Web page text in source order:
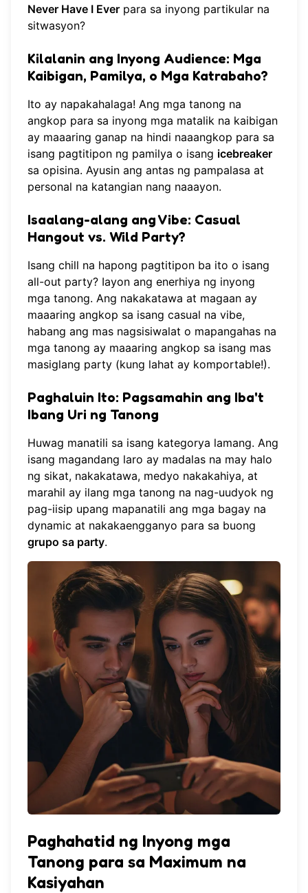
Never Have I Ever para sa inyong partikular na
sitwasyon?
Kilalanin ang Inyong Audience: Mga
Kaibigan, Pamilya, o Mga Katrabaho?
Ito ay napakahalaga! Ang mga tanong na
angkop para sa inyong mga matalik na kaibigan
ay maaaring ganap na hindi naaangkop para sa
isang pagtitipon ng pamilya o isang icebreaker
sa opisina. Ayusin ang antas ng pampalasa at
personal na katangian nang naaayon.
Isaalang-alang ang Vibe: Casual
Hangout vs. Wild Party?
Isang chill na hapong pagtitipon ba ito o isang
all-out party? Iayon ang enerhiya ng inyong
mga tanong. Ang nakakatawa at magaan ay
maaaring angkop sa isang casual na vibe,
habang ang mas nagsisiwalat o mapangahas na
mga tanong ay maaaring angkop sa isang mas
masiglang party (kung lahat ay komportable!).
Paghaluin Ito: Pagsamahin ang Iba't
Ibang Uri ng Tanong
Huwag manatili sa isang kategorya lamang. Ang
isang magandang laro ay madalas na may halo
ng sikat, nakakatawa, medyo nakakahiya, at
marahil ay ilang mga tanong na nag-uudyok ng
pag-iisip upang mapanatili ang mga bagay na
dynamic at nakakaengganyo para sa buong
grupo sa party.
Paghahatid ng Inyong mga
Tanong para sa Maximum na
Kasiyahan